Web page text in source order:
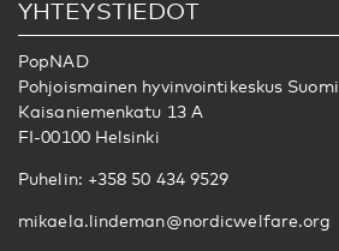
YHTEYSTIEDOT
PopNAD
Pohjoismainen hyvinvointikeskus Suomi
Kaisaniemenkatu 13 A
FI-00100 Helsinki
Puhelin: +358 50 434 9529
mikaela.lindeman@nordicwelfare.org